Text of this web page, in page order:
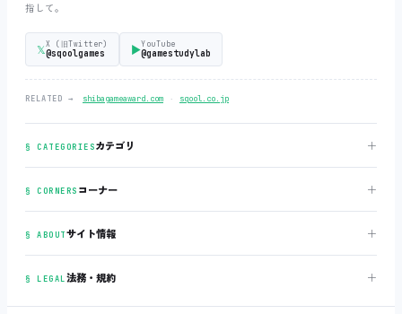
指して。
𝕏X (旧Twitter)
@sqoolgames ▶YouTube
@gamestudylab
RELATED → shibagameaward.com ‧ sqool.co.jp
§ CATEGORIESカテゴリ ＋
§ CORNERS コーナー ＋
§ ABOUTサイト情報 ＋
§ LEGAL法務・規約 ＋